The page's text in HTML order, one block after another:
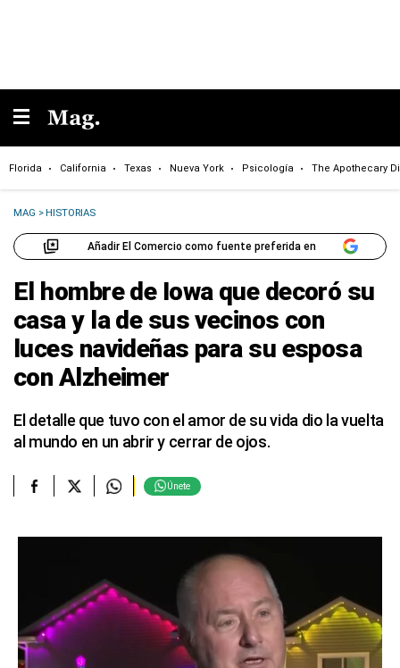
Florida California Texas Nueva York Psicología The Apothecary
MAG >HISTORIAS
Añadir El Comercio como fuente preferida en
El hombre de Iowa que decoró su
casa y la de sus vecinos con
luces navideñas para su esposa
con Alzheimer
El detalle que tuvo con el amor de su vida dio la vuelta
al mundo en un abrir y cerrar de ojos.
Únete